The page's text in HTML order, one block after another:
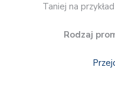
Taniej na przykład
Rodzaj